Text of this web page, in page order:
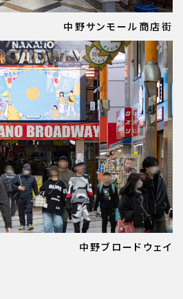
中野サンモール商店街
中野ブロードウェイ